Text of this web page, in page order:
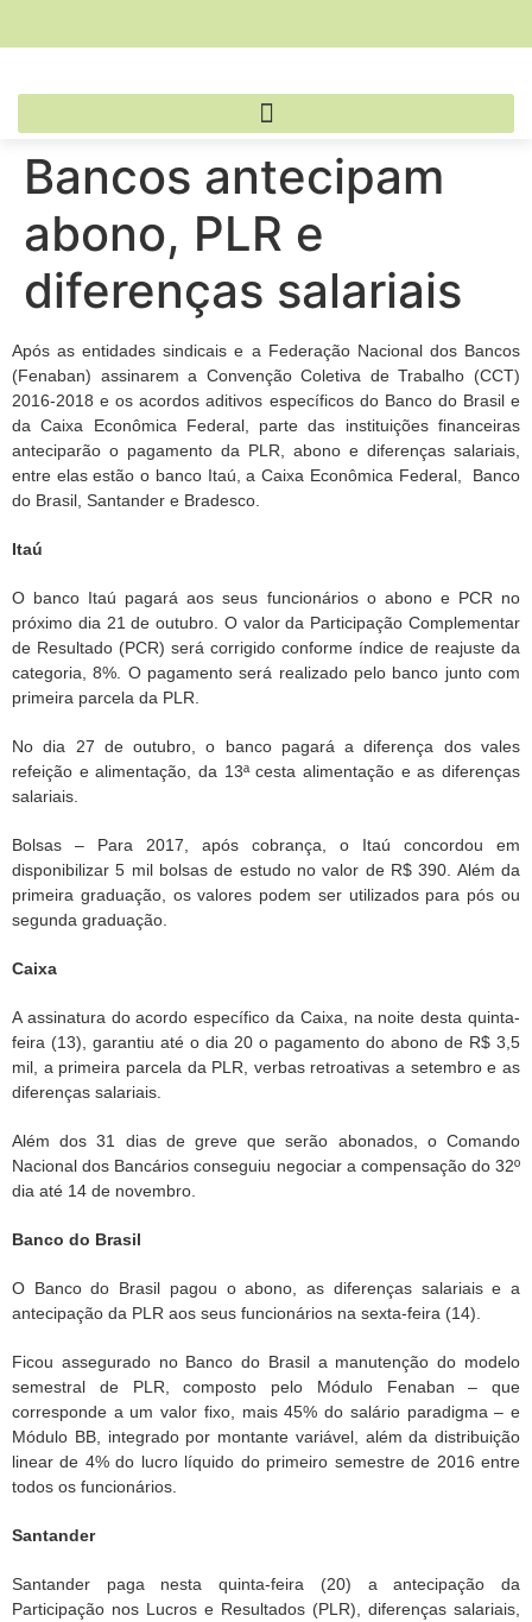
Bancos antecipam
abono, PLR e
diferenças salariais
Após as entidades sindicais e a Federação Nacional dos Bancos
(Fenaban) assinarem a Convenção Coletiva de Trabalho (CCT)
2016-2018 e os acordos aditivos específicos do Banco do Brasil e
da Caixa Econômica Federal, parte das instituições financeiras
anteciparão o pagamento da PLR, abono e diferenças salariais,
entre elas estão o banco Itaú, a Caixa Econômica Federal, Banco
do Brasil, Santander e Bradesco.
Itaú
O banco Itaú pagará aos seus funcionários o abono e PCR no
próximo dia 21 de outubro. O valor da Participação Complementar
de Resultado (PCR) será corrigido conforme índice de reajuste da
categoria, 8%. O pagamento será realizado pelo banco junto com
primeira parcela da PLR.
No dia 27 de outubro, o banco pagará a diferença dos vales
refeição e alimentação, da 13ª cesta alimentação e as diferenças
salariais.
Bolsas – Para 2017, após cobrança, o Itaú concordou em
disponibilizar 5 mil bolsas de estudo no valor de R$ 390. Além da
primeira graduação, os valores podem ser utilizados para pós ou
segunda graduação.
Caixa
A assinatura do acordo específico da Caixa, na noite desta quinta-
feira (13), garantiu até o dia 20 o pagamento do abono de R$ 3,5
mil, a primeira parcela da PLR, verbas retroativas a setembro e as
diferenças salariais.
Além dos 31 dias de greve que serão abonados, o Comando
Nacional dos Bancários conseguiu negociar a compensação do 32º
dia até 14 de novembro.
Banco do Brasil
O Banco do Brasil pagou o abono, as diferenças salariais e a
antecipação da PLR aos seus funcionários na sexta-feira (14).
Ficou assegurado no Banco do Brasil a manutenção do modelo
semestral de PLR, composto pelo Módulo Fenaban – que
corresponde a um valor fixo, mais 45% do salário paradigma – e
Módulo BB, integrado por montante variável, além da distribuição
linear de 4% do lucro líquido do primeiro semestre de 2016 entre
todos os funcionários.
Santander
Santander paga nesta quinta-feira (20) a antecipação da
Participação nos Lucros e Resultados (PLR), diferenças salariais,